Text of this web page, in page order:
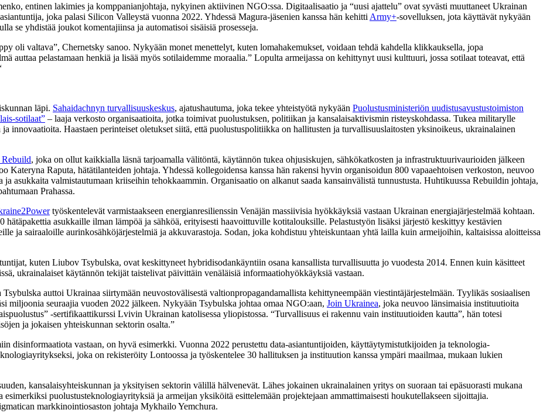
entinen lakimies ja komppanianjohtaja, nykyinen aktiivinen NGO:ssa. Digitaalisaatio ja “uusi ajattelu” ovat syvästi muuttaneet Ukrainan
joka palasi Silicon Valleystä vuonna 2022. Yhdessä Magura-jäsenien kanssa hän kehitti Army+-sovelluksen, jota käyttävät nykyään
se yhdistää joukot komentajiinsa ja automatisoi sisäisiä prosesseja.
oli valtava”, Chernetsky sanoo. Nykyään monet menettelyt, kuten lomahakemukset, voidaan tehdä kahdella klikkauksella, jopa
auttaa pelastamaan henkiä ja lisää myös sotilaidemme moraalia.” Lopulta armeijassa on kehittynyt uusi kulttuuri, jossa sotilaat toteavat, että
läpi. Sahaidachnyn turvallisuuskeskus, ajatushautuma, joka tekee yhteistyötä nykyään Puolustusministeriön uudistusavustustoimiston
sotilaat” – laaja verkosto organisaatioita, jotka toimivat puolustuksen, politiikan ja kansalaisaktivismin risteyskohdassa. Tukea militarylle
innovaatioita. Haastaen perinteiset oletukset siitä, että puolustuspolitiikka on hallitusten ja turvallisuuslaitosten yksinoikeus, ukrainalainen
, joka on ollut kaikkialla läsnä tarjoamalla välitöntä, käytännön tukea ohjusiskujen, sähkökatkosten ja infrastruktuurivaurioiden jälkeen
Kateryna Raputa, hätätilanteiden johtaja. Yhdessä kollegoidensa kanssa hän rakensi hyvin organisoidun 800 vapaaehtoisen verkoston, neuvoo
asukkaita valmistautumaan kriiseihin tehokkaammin. Organisaatio on alkanut saada kansainvälistä tunnustusta. Huhtikuussa Rebuildin johtaja,
Prahassa.
työskentelevät varmistaakseen energianresilienssin Venäjän massiivisia hyökkäyksiä vastaan Ukrainan energiajärjestelmää kohtaan.
asukkaille ilman lämpöä ja sähköä, erityisesti haavoittuville kotitalouksille. Pelastustyön lisäksi järjestö keskittyy kestävien
ja sairaaloille aurinkosähköjärjestelmiä ja akkuvarastoja. Sodan, joka kohdistuu yhteiskuntaan yhtä lailla kuin armeijoihin, kaltaisissa aloitteissa
kuten Liubov Tsybulska, ovat keskittyneet hybridisodankäyntiin osana kansallista turvallisuutta jo vuodesta 2014. Ennen kuin käsitteet
ukrainalaiset käytännön tekijät taistelivat päivittäin venäläisiä informaatiohyökkäyksiä vastaan.
auttoi Ukrainaa siirtymään neuvostovälisestä valtionpropagandamallista kehittyneempään viestintäjärjestelmään. Tyylikäs sosiaalisen
miljoonia seuraajia vuoden 2022 jälkeen. Nykyään Tsybulska johtaa omaa NGO:aan, Join Ukrainea, joka neuvoo länsimaisia instituutioita
-sertifikaattikurssi Lvivin Ukrainan katolisessa yliopistossa. “Turvallisuus ei rakennu vain instituutioiden kautta”, hän totesi
ja jokaisen yhteiskunnan sektorin osalta.”
disinformaatiota vastaan, on hyvä esimerkki. Vuonna 2022 perustettu data-asiantuntijoiden, käyttäytymistutkijoiden ja teknologia-
joka on rekisteröity Lontoossa ja työskentelee 30 hallituksen ja instituution kanssa ympäri maailmaa, mukaan lukien
kansalaisyhteiskunnan ja yksityisen sektorin välillä hälvenevät. Lähes jokainen ukrainalainen yritys on suoraan tai epäsuorasti mukana
esimerkiksi puolustusteknologiayrityksiä ja armeijan yksiköitä esittelemään projektejaan ammattimaisesti houkutellakseen sijoittajia.
markkinointiosaston johtaja Mykhailo Yemchura.